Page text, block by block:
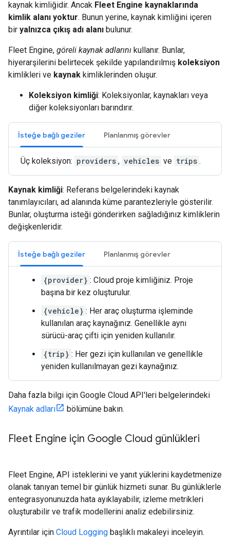
kaynak kimliğidir. Ancak Fleet Engine kaynaklarında
kimlik alanı yoktur. Bunun yerine, kaynak kimliğini içeren
bir yalnızca çıkış adı alanı bulunur.
Fleet Engine, göreli kaynak adlarını kullanır. Bunlar,
hiyerarşilerini belirtecek şekilde yapılandırılmış koleksiyon
kimlikleri ve kaynak kimliklerinden oluşur.
Koleksiyon kimliği: Koleksiyonlar, kaynakları veya
diğer koleksiyonları barındırır.
İsteğe bağlı geziler Planlanmış görevler
Üç koleksiyon: providers , vehicles ve trips .
Kaynak kimliği: Referans belgelerindeki kaynak
tanımlayıcıları, ad alanında küme parantezleriyle gösterilir.
Bunlar, oluşturma isteği gönderirken sağladığınız kimliklerin
değişkenleridir.
İsteğe bağlı geziler Planlanmış görevler
{provider} : Cloud proje kimliğiniz. Proje
başına bir kez oluşturulur.
{vehicle} : Her araç oluşturma işleminde
kullanılan araç kaynağınız. Genellikle aynı
sürücü-araç çifti için yeniden kullanılır.
{trip} : Her gezi için kullanılan ve genellikle
yeniden kullanılmayan gezi kaynağınız.
Daha fazla bilgi için Google Cloud API'leri belgelerindeki
Kaynak adları
bölümüne bakın.
Fleet Engine için Google Cloud günlükleri
Fleet Engine, API isteklerini ve yanıt yüklerini kaydetmenize
olanak tanıyan temel bir günlük hizmeti sunar. Bu günlüklerle
entegrasyonunuzda hata ayıklayabilir, izleme metrikleri
oluşturabilir ve trafik modellerini analiz edebilirsiniz.
Ayrıntılar için Cloud Logging başlıklı makaleyi inceleyin.